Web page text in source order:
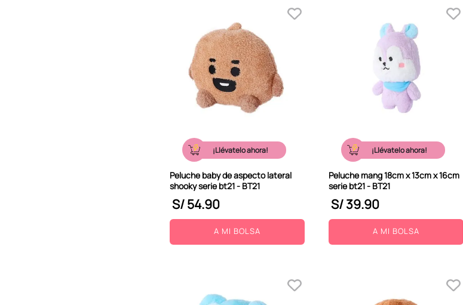
¡Llévatelo ahora!
Peluche baby de aspecto lateral
shooky serie bt21 - BT21
S/54.90
A MI BOLSA
¡Llévatelo ahora!
Peluche mang 18cm x 13cm x 16cm
serie bt21 - BT21
S/39.90
A MI BOLSA